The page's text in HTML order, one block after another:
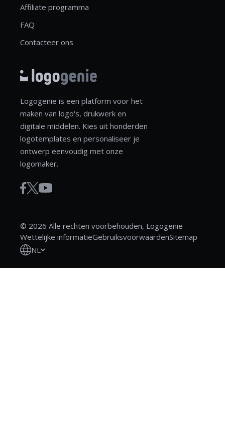
Affiliate programma
FAQ
Contacteer ons
Logogenie is een platform voor het
maken van logo's, drukwerk en
digitale middelen. Kies uit honderden
logotemplates en personaliseer je
ontwerp eenvoudig met onze
logomaker.
© 2026 Alle rechten voorbehouden, Logogenie
Wettelijke informatieGebruiksvoorwaardenSitemap
NL